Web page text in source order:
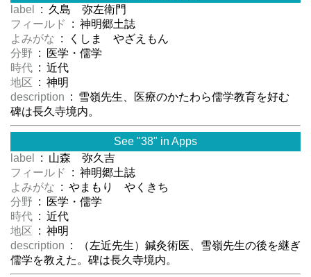
label
: 久島 弥左衛門
フィールド
: 神明郷土誌
よみがな : くしま やざえもん
分野 : 医学・儒学
時代 : 近代
地区 : 神明
description : 雪嶺先生、医療のかたわら儒学教育を好む
碑は長久寺境内。
See "38" in Apps
label
: 山森 弥久吉
フィールド
: 神明郷土誌
よみがな : やまもり やくきち
分野 : 医学・儒学
時代 : 近代
地区 : 神明
description : （左近先生）鍼灸術医、雪嶺先生の後を継ぎ
儒学を教えた。碑は長久寺境内。